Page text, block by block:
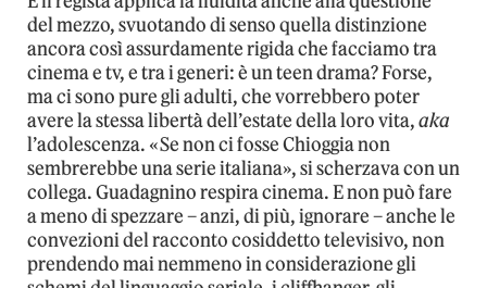
del mezzo, svuotando di senso quella distinzione
ancora così assurdamente rigida che facciamo tra
cinema e tv, e tra i generi: è un teen drama? Forse,
ma ci sono pure gli adulti, che vorrebbero poter
avere la stessa libertà dell’estate della loro vita,aka
l’adolescenza. «Se non ci fosse Chioggia non
sembrerebbe una serie italiana», si scherzava con un
collega. Guadagnino respira cinema. E non può fare
a meno di spezzare – anzi, di più, ignorare – anche le
convezioni del racconto cosiddetto televisivo, non
prendendo mai nemmeno in considerazione gli